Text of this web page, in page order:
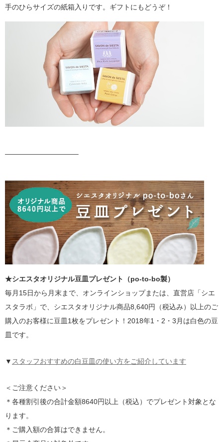
手のひらサイズの紙箱入りです。ギフトにもどうぞ！
——————————–
★シエスタオリジナル豆皿プレゼント（po-to-bo製）
毎月15日から月末まで、オンラインショップまたは、直営店「シエ
スタラボ」で、シエスタオリジナル商品8,640円（税込み）以上のご
購入のお客様に豆皿1枚をプレゼント！2018年1・2・3月は白色の豆
皿です。
▼ スタッフおすすめの白豆皿の使い方をご紹介しています
＜ご注意ください＞
＊各種割引後の合計金額8640円以上（税込）でプレゼント対象とな
ります。
＊ご購入額の合算はできません。